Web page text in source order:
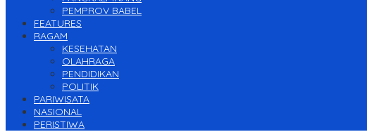
PEMPROV BABEL
FEATURES
RAGAM
KESEHATAN
OLAHRAGA
PENDIDIKAN
POLITIK
PARIWISATA
NASIONAL
PERISTIWA